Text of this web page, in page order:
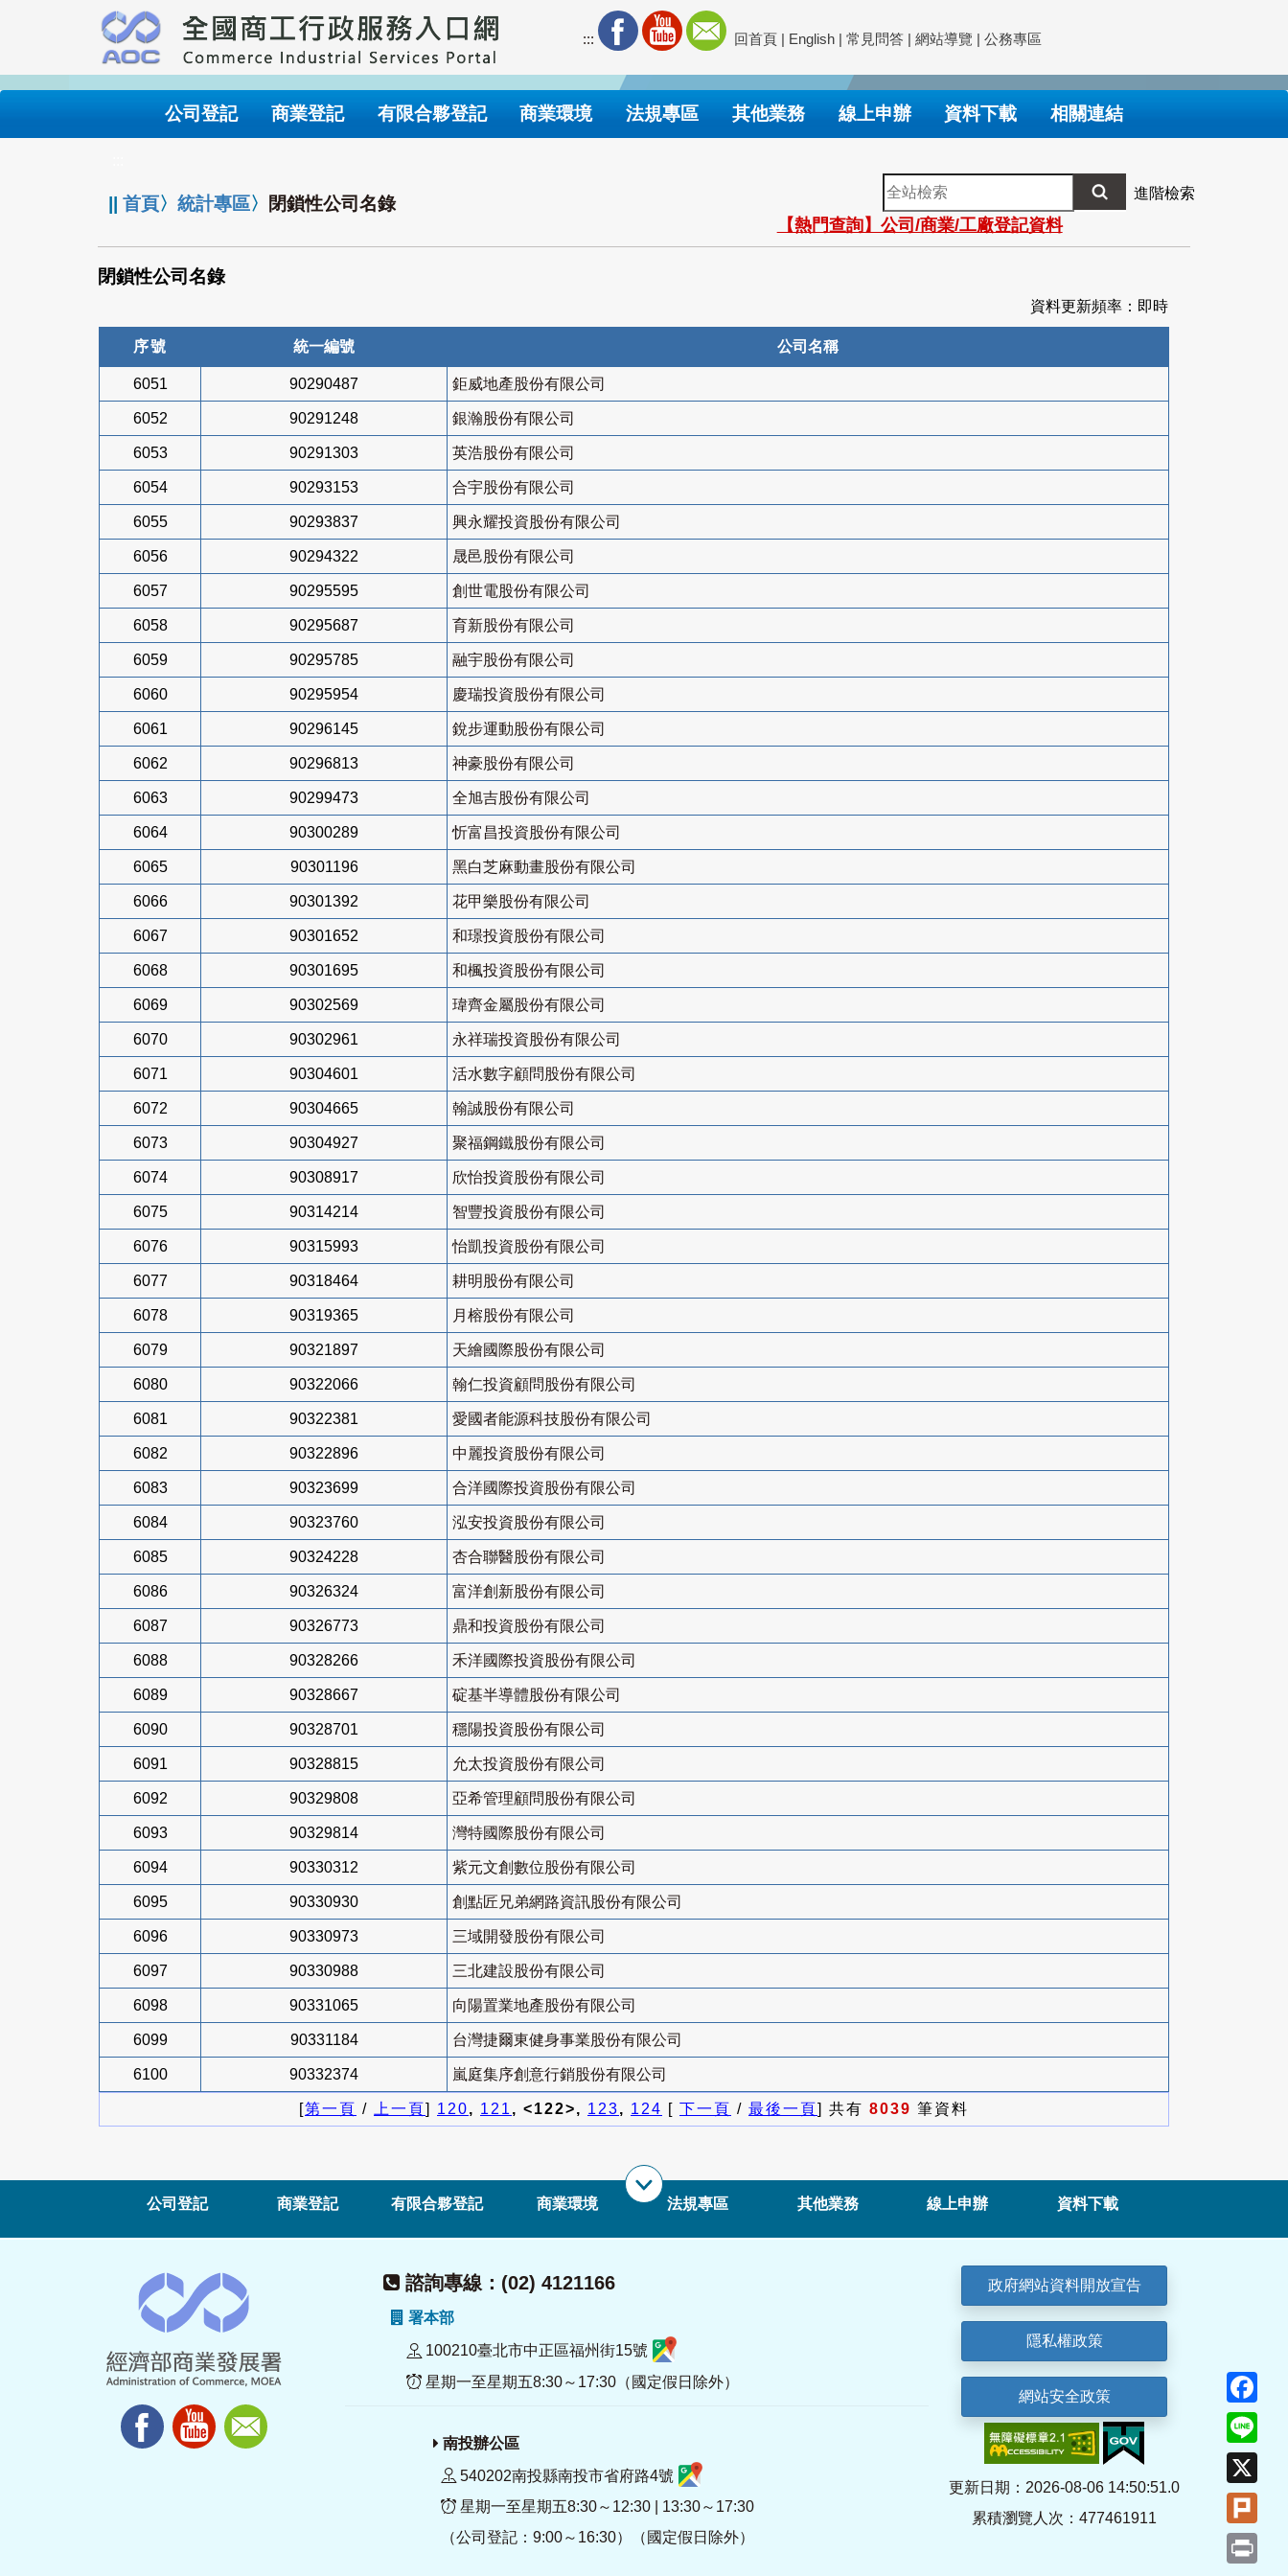
要
內
::: 回首頁 | English | 常見問答 | 網站導覽 | 公務專區
公司登記 商業登記 有限合夥登記 商業環境 法規專區 其他業務 線上申辦 資料下載 相關連結
||首頁〉統計專區〉 閉鎖性公司名錄
全
站
檢
索
進階檢索
【熱門查詢】公司/商業/工廠登記資料
閉鎖性公司名錄
資料更新頻率：即時
序號 統一編號 公司名稱
6051 90290487 鉅威地產股份有限公司
6052 90291248 銀瀚股份有限公司
6053 90291303 英浩股份有限公司
6054 90293153 合宇股份有限公司
6055 90293837 興永耀投資股份有限公司
6056 90294322 晟邑股份有限公司
6057 90295595 創世電股份有限公司
6058 90295687 育新股份有限公司
6059 90295785 融宇股份有限公司
6060 90295954 慶瑞投資股份有限公司
6061 90296145 銳步運動股份有限公司
6062 90296813 神豪股份有限公司
6063 90299473 全旭吉股份有限公司
6064 90300289 忻富昌投資股份有限公司
6065 90301196 黑白芝麻動畫股份有限公司
6066 90301392 花甲樂股份有限公司
6067 90301652 和璟投資股份有限公司
6068 90301695 和楓投資股份有限公司
6069 90302569 瑋齊金屬股份有限公司
6070 90302961 永祥瑞投資股份有限公司
6071 90304601 活水數字顧問股份有限公司
6072 90304665 翰誠股份有限公司
6073 90304927 聚福鋼鐵股份有限公司
6074 90308917 欣怡投資股份有限公司
6075 90314214 智豐投資股份有限公司
6076 90315993 怡凱投資股份有限公司
6077 90318464 耕明股份有限公司
6078 90319365 月榕股份有限公司
6079 90321897 天繪國際股份有限公司
6080 90322066 翰仁投資顧問股份有限公司
6081 90322381 愛國者能源科技股份有限公司
6082 90322896 中麗投資股份有限公司
6083 90323699 合洋國際投資股份有限公司
6084 90323760 泓安投資股份有限公司
6085 90324228 杏合聯醫股份有限公司
6086 90326324 富洋創新股份有限公司
6087 90326773 鼎和投資股份有限公司
6088 90328266 禾洋國際投資股份有限公司
6089 90328667 碇基半導體股份有限公司
6090 90328701 穩陽投資股份有限公司
6091 90328815 允太投資股份有限公司
6092 90329808 亞希管理顧問股份有限公司
6093 90329814 灣特國際股份有限公司
6094 90330312 紫元文創數位股份有限公司
6095 90330930 創點匠兄弟網路資訊股份有限公司
6096 90330973 三域開發股份有限公司
6097 90330988 三北建設股份有限公司
6098 90331065 向陽置業地產股份有限公司
6099 90331184 台灣捷爾東健身事業股份有限公司
6100 90332374 嵐庭集序創意行銷股份有限公司
[第一頁 / 上一頁] 120, 121, <122>, 123, 124 [ 下一頁 / 最後一頁] 共有 8039 筆資料
公司登記 商業登記 有限合夥登記 商業環境 法規專區 其他業務 線上申辦 資料下載
諮詢專線：(02) 4121166
署本部
100210臺北市中正區福州街15號
星期一至星期五8:30～17:30（國定假日除外）
南投辦公區
540202南投縣南投市省府路4號
星期一至星期五8:30～12:30 | 13:30～17:30
（公司登記：9:00～16:30）（國定假日除外）
政府網站資料開放宣告
隱私權政策
網站安全政策
更新日期：2026-08-06 14:50:51.0
累積瀏覽人次：477461911